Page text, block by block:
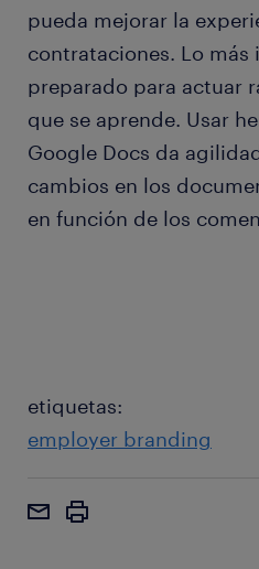
pueda mejorar la
contrataciones. Lo
preparado para actuar
que se aprende. Usar
Google Docs da
cambios en los
en función de los
etiquetas:
employer branding